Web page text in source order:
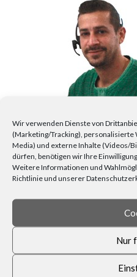
Wir verwenden Dienste von
(Marketing/Tracking),
Media) und externe Inhalte (Videos/
dürfen, benötigen wir Ihre
Weitere Informationen und
Richtlinie und unserer
Nur
Dann schreiben Sie uns. Unser
KEINE NEUIGKEITEN